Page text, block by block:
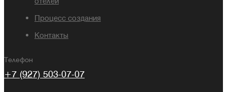
Процесс создания
Контакты
Телефон
+7 (927) 503-07-07